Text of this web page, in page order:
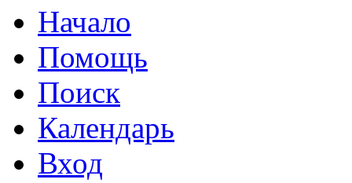
Начало
Помощь
Поиск
Календарь
Вход